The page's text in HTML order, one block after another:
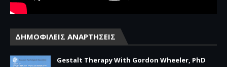
ΔΗΜΟΦΙΛΕΙΣ ΑΝΑΡΤΗΣΕΙΣ
Gestalt Therapy With Gordon Wheeler, PhD